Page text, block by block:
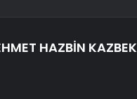
HAZBİN KAZBEK